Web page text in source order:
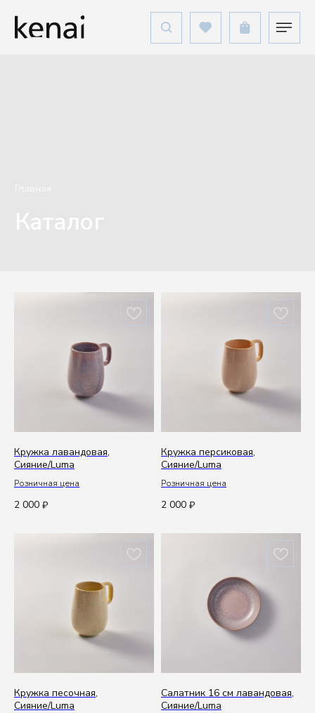
Кружка лавандовая,
Сияние/Luma
Розничная цена
2 000 ₽
Кружка персиковая,
Сияние/Luma
Розничная цена
2 000 ₽
Кружка песочная,
Сияние/Luma
Салатник 16 см лавандовая,
Сияние/Luma
Согласие с политикой обработки данных
Подписаться